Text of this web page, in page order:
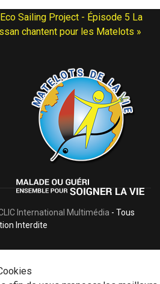
Sailing Project - Épisode 5 La
chantent pour les Matelots »
International Multimédia - Tous
Interdite